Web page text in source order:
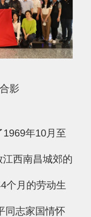
影
年10月至
西南昌城郊的
个月的劳动生
同志家国情怀